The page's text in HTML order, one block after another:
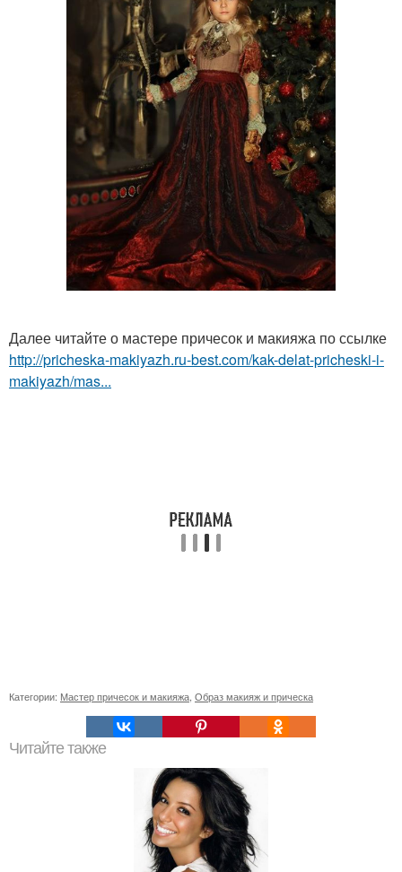
Далее читайте о мастере причесок и макияжа по ссылке
http://pricheska-makiyazh.ru-best.com/kak-delat-pricheski-i-
makiyazh/mas...
Категории: Мастер причесок и макияжа Образ макияж и прическа
Читайте также